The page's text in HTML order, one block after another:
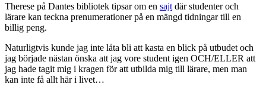
Therese på Dantes bibliotek tipsar om en sajt där studenter och
lärare kan teckna prenumerationer på en mängd tidningar till en
billig peng.
Naturligtvis kunde jag inte låta bli att kasta en blick på utbudet och
jag började nästan önska att jag vore student igen OCH/ELLER att
jag hade tagit mig i kragen för att utbilda mig till lärare, men man
kan inte få allt här i livet…